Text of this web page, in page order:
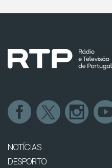
NOTÍCIAS
DESPORTO